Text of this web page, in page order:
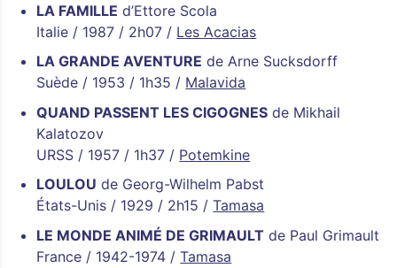
LA FAMILLE d’Ettore Scola
Italie / 1987 / 2h07 / Les Acacias
LA GRANDE AVENTURE de Arne Sucksdorff
Suède / 1953 / 1h35 / Malavida
QUAND PASSENT LES CIGOGNES de Mikhail
Kalatozov
URSS / 1957 / 1h37 / Potemkine
LOULOU de Georg-Wilhelm Pabst
États-Unis / 1929 / 2h15 /Tamasa
LE MONDE ANIMÉ DE GRIMAULT de Paul Grimault
France / 1942-1974 /Tamasa